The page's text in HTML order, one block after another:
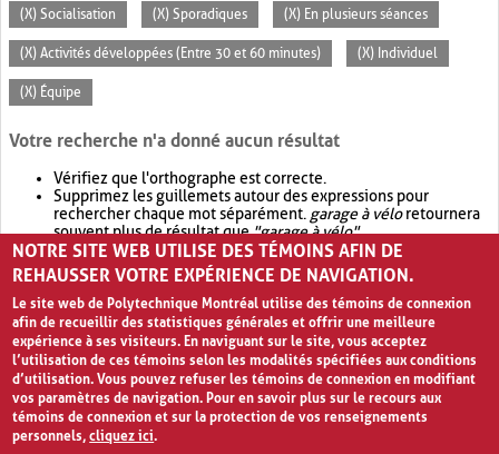
(X) Socialisation (X) Sporadiques (X) En plusieurs séances
(X) Activités développées (Entre 30 et 60 minutes) (X) Individuel
(X) Équipe
Votre recherche n'a donné aucun résultat
Vérifiez que l'orthographe est correcte.
Supprimez les guillemets autour des expressions pour
rechercher chaque mot séparément. garage à véloretournera
souvent plus de résultat que"garage à vélo".
Envisagez d'élargir votre recherche avec OR.garage OR vélo
retournera souvent plus de résultat quegarage à vélo
NOTRE SITE WEB UTILISE DES TÉMOINS AFIN DE
REHAUSSER VOTRE EXPÉRIENCE DE NAVIGATION.
Le site web de Polytechnique Montréal utilise des témoins de connexion
afin de recueillir des statistiques générales et offrir une meilleure
expérience à ses visiteurs. En naviguant sur le site, vous acceptez
l’utilisation de ces témoins selon les modalités spécifiées aux conditions
d’utilisation. Vous pouvez refuser les témoins de connexion en modifiant
vos paramètres de navigation. Pour en savoir plus sur le recours aux
témoins de connexion et sur la protection de vos renseignements
personnels,cliquez ici.